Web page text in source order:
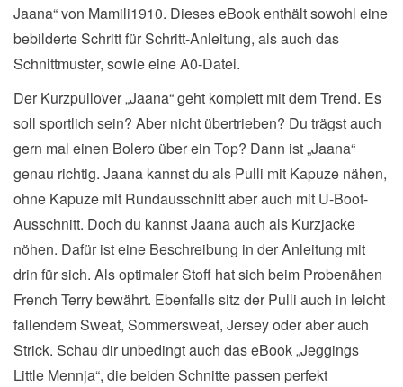
Jaana“ von Mamili1910. Dieses eBook enthält sowohl eine
bebilderte Schritt für Schritt-Anleitung, als auch das
Schnittmuster, sowie eine A0-Datei.
Der Kurzpullover „Jaana“ geht komplett mit dem Trend. Es
soll sportlich sein? Aber nicht übertrieben? Du trägst auch
gern mal einen Bolero über ein Top? Dann ist „Jaana“
genau richtig. Jaana kannst du als Pulli mit Kapuze nähen,
ohne Kapuze mit Rundausschnitt aber auch mit U-Boot-
Ausschnitt. Doch du kannst Jaana auch als Kurzjacke
nöhen. Dafür ist eine Beschreibung in der Anleitung mit
drin für sich. Als optimaler Stoff hat sich beim Probenähen
French Terry bewährt. Ebenfalls sitz der Pulli auch in leicht
fallendem Sweat, Sommersweat, Jersey oder aber auch
Strick. Schau dir unbedingt auch das eBook „Jeggings
Little Mennja“, die beiden Schnitte passen perfekt